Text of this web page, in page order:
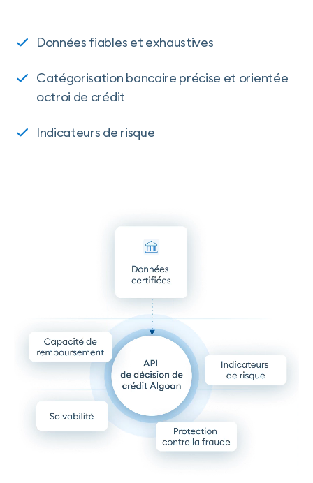
Données fiables et exhaustives
Catégorisation bancaire précise et orientée
octroi de crédit
Indicateurs de risque